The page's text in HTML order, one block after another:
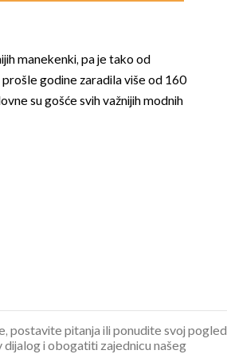
manekenki, pa je tako od
godine zaradila više od 160
su gošće svih važnijih modnih
postavite pitanja ili ponudite svoj pogled
i obogatiti zajednicu našeg